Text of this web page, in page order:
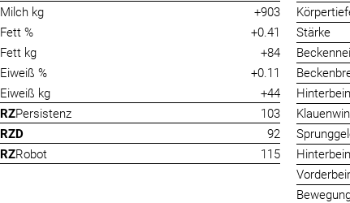
Milch kg
+903
Fett %
+0.41
Fett kg
+84
Eiweiß %
+0.11
Eiweiß kg
+44
RZPersistenz
103
RZD
92
RZRobot 115
Stärke